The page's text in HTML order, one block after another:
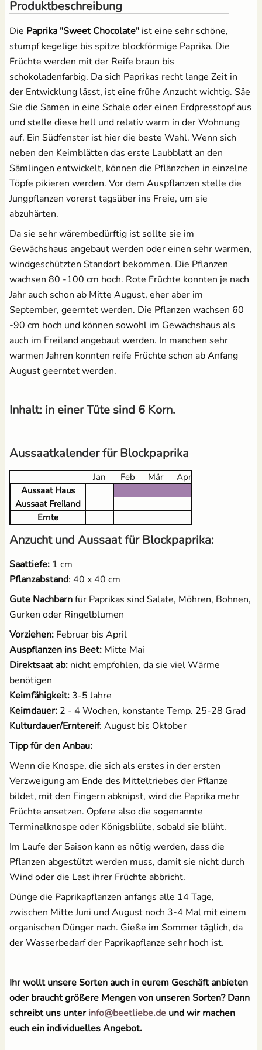
3,95 €UVP4,39 €
Tomatenschere zum
Ausgeizen, Beschneiden
& Ernten
10,49 €
UVP14,95 €
Erdtopfpresse für
Hobbygärtner & Profis
7,69 €UVP 8,29 €
Brennnesseljauche - Bio
Flüssigdünger 250 ml
3,60 €
Pflanzenschilder zum
1,99 €UVP2,49 €
18 Anzuchttöpfe aus
Zellulosefasern
2,95 €
Kokos Quellerde zur
Anzucht (1 Liter)
Grow-Set groß -
Profigärtner
21,95 €
Anzuchtschalen Set
[Kunststoff] &
Pikierstab aus Holz
13,99 €
Anzuchtschalen Set &
Erdtopfpresse
17,99 €
Produktbeschreibung
Die Paprika "Sweet Chocolate" ist eine sehr schöne,
stumpf kegelige bis spitze blockförmige Paprika. Die
Früchte werden mit der Reife braun bis
schokoladenfarbig. Da sich Paprikas recht lange Zeit in
der Entwicklung lässt, ist eine frühe Anzucht wichtig. Säe
Sie die Samen in eine Schale oder einen Erdpresstopf aus
und stelle diese hell und relativ warm in der Wohnung
auf. Ein Südfenster ist hier die beste Wahl. Wenn sich
neben den Keimblätten das erste Laubblatt an den
Sämlingen entwickelt, können die Pflänzchen in einzelne
Töpfe pikieren werden. Vor dem Auspflanzen stelle die
Jungpflanzen vorerst tagsüber ins Freie, um sie
abzuhärten.
Da sie sehr wärembedürftig ist sollte sie im
Gewächshaus angebaut werden oder einen sehr warmen,
windgeschützten Standort bekommen. Die Pflanzen
wachsen 80 -100 cm hoch. Rote Früchte konnten je nach
Jahr auch schon ab Mitte August, eher aber im
September, geerntet werden. Die Pflanzen wachsen 60
-90 cm hoch und können sowohl im Gewächshaus als
auch im Freiland angebaut werden. In manchen sehr
warmen Jahren konnten reife Früchte schon ab Anfang
August geerntet werden.
Inhalt: in einer Tüte sind 6 Korn.
Aussaatkalender für Blockpaprika
Jan Feb Mär Apr
Aussaat Haus
Aussaat Freiland
Ernte
Anzucht und Aussaat für Blockpaprika:
Saattiefe: 1 cm
Pflanzabstand: 40 x 40 cm
Gute Nachbarnfür Paprikas sind Salate, Möhren, Bohnen,
Gurken oder Ringelblumen
Vorziehen: Februar bis April
Auspflanzen ins Beet: Mitte Mai
Direktsaat ab: nicht empfohlen, da sie viel Wärme
benötigen
Keimfähigkeit: 3-5 Jahre
Keimdauer: 2 - 4 Wochen, konstante Temp. 25-28 Grad
Kulturdauer/Erntereif: August bis Oktober
Tipp für den Anbau:
Wenn die Knospe, die sich als erstes in der ersten
Verzweigung am Ende des Mitteltriebes der Pflanze
bildet, mit den Fingern abknipst, wird die Paprika mehr
Früchte ansetzen. Opfere also die sogenannte
Terminalknospe oder Königsblüte, sobald sie blüht.
Im Laufe der Saison kann es nötig werden, dass die
Pflanzen abgestützt werden muss, damit sie nicht durch
Wind oder die Last ihrer Früchte abbricht.
Dünge die Paprikapflanzen anfangs alle 14 Tage,
zwischen Mitte Juni und August noch 3-4 Mal mit einem
organischen Dünger nach. Gieße im Sommer täglich, da
der Wasserbedarf der Paprikapflanze sehr hoch ist.
Ihr wollt unsere Sorten auch in eurem Geschäft anbieten
oder braucht größere Mengen von unseren Sorten? Dann
schreibt uns unterinfo@beetliebe.de und wir machen
euch ein individuelles Angebot.
Salat
Spinat
Tomaten
Zucchini
Zuckermais
Zuckerschoten